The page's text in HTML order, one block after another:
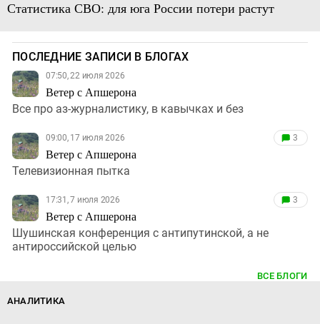
Статистика СВО: для юга России потери растут
ПОСЛЕДНИЕ ЗАПИСИ В БЛОГАХ
07:50, 22 июля 2026
Ветер с Апшерона
Все про аз-журналистику, в кавычках и без
09:00, 17 июля 2026
Ветер с Апшерона
3
Телевизионная пытка
17:31, 7 июля 2026
Ветер с Апшерона
3
Шушинская конференция с антипутинской, а не
антироссийской целью
ВСЕ БЛОГИ
АНАЛИТИКА